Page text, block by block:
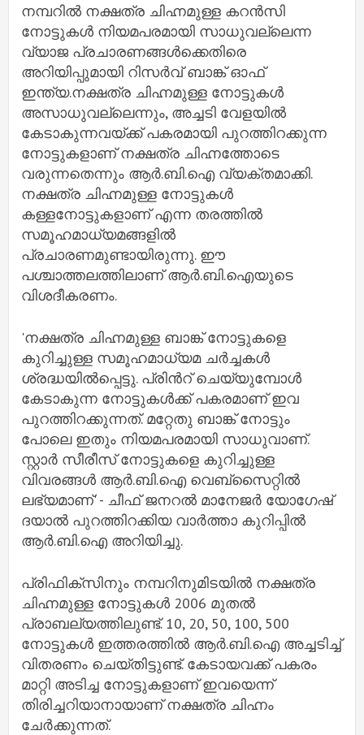
നമ്പറില്‍ നക്ഷത്ര ചിഹ്നമുള്ള കറൻസി
നോട്ടുകള്‍ നിയമപരമായി സാധുവല്ലെന്ന
വ്യാജ പ്രചാരണങ്ങള്‍ക്കെതിരെ
അറിയിപ്പുമായി റിസര്‍വ് ബാങ്ക് ഓഫ്
ഇന്ത്യ.നക്ഷത്ര ചിഹ്നമുള്ള നോട്ടുകള്‍
അസാധുവല്ലെന്നും, അച്ചടി വേളയില്‍
കേടാകുന്നവയ്ക്ക് പകരമായി പുറത്തിറക്കുന്ന
നോട്ടുകളാണ് നക്ഷത്ര ചിഹ്നത്തോടെ
വരുന്നതെന്നും ആര്‍.ബി.ഐ വ്യക്തമാക്കി.
നക്ഷത്ര ചിഹ്നമുള്ള നോട്ടുകള്‍
കള്ളനോട്ടുകളാണ് എന്ന തരത്തില്‍
സമൂഹമാധ്യമങ്ങളില്‍
പ്രചാരണമുണ്ടായിരുന്നു. ഈ
പശ്ചാത്തലത്തിലാണ് ആര്‍.ബി.ഐയുടെ
വിശദീകരണം.
'നക്ഷത്ര ചിഹ്നമുള്ള ബാങ്ക് നോട്ടുകളെ
കുറിച്ചുള്ള സമൂഹമാധ്യമ ചര്‍ച്ചകള്‍
ശ്രദ്ധയില്‍പ്പെട്ടു. പ്രിന്‍റ് ചെയ്യുമ്പോൾ
കേടാകുന്ന നോട്ടുകള്‍ക്ക് പകരമാണ് ഇവ
പുറത്തിറക്കുന്നത്. മറ്റേതു ബാങ്ക് നോട്ടും
പോലെ ഇതും നിയമപരമായി സാധുവാണ്.
സ്റ്റാര്‍ സീരീസ് നോട്ടുകളെ കുറിച്ചുള്ള
വിവരങ്ങള്‍ ആര്‍.ബി.ഐ വെബ്‌സൈറ്റില്‍
ലഭ്യമാണ്' - ചീഫ് ജനറല്‍ മാനേജര്‍ യോഗേഷ്
ദയാല്‍ പുറത്തിറക്കിയ വാര്‍ത്താ കുറിപ്പില്‍
ആര്‍.ബി.ഐ അറിയിച്ചു.
പ്രിഫിക്‌സിനും നമ്പറിനുമിടയില്‍ നക്ഷത്ര
ചിഹ്നമുള്ള നോട്ടുകള്‍ 2006 മുതല്‍
പ്രാബല്യത്തിലുണ്ട്. 10, 20, 50, 100, 500
നോട്ടുകള്‍ ഇത്തരത്തില്‍ ആര്‍.ബി.ഐ അച്ചടിച്ച്‌
വിതരണം ചെയ്തിട്ടുണ്ട്. കേടായവക്ക് പകരം
മാറ്റി അടിച്ച നോട്ടുകളാണ് ഇവയെന്ന്
തിരിച്ചറിയാനായാണ് നക്ഷത്ര ചിഹ്നം
ചേര്‍ക്കുന്നത്.